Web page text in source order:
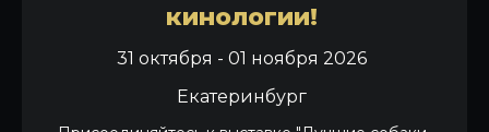
кинологии!
31 октября - 01 ноября 2026
Екатеринбург